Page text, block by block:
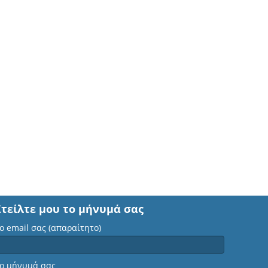
μου το μήνυμά σας
email σας (απαραίτητο)
μήνυμά σας